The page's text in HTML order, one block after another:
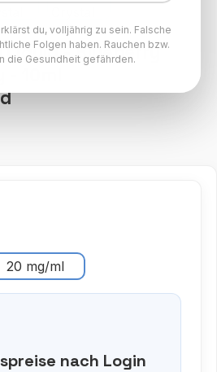
Liquid - Blueberry
10ml
20 mg/ml
nach Login
du, volljährig zu sein. Falsche
Folgen haben. Rauchen bzw.
die Gesundheit gefährden.